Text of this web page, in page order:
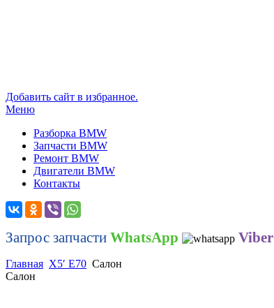
Добавить сайт в избранное.
Меню
Разборка BMW
Запчасти BMW
Ремонт BMW
Двигатели BMW
Контакты
Запрос запчасти WhatsApp Viber
Главная X5′ E70 Салон
Салон